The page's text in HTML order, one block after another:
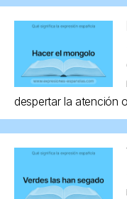
despertar la atención